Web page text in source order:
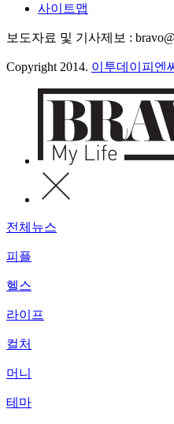
사이트맵
보도자료 및 기사제보 :
Copyright 2014. 이투데이피엔
전체뉴스
피플
헬스
라이프
컬처
머니
테마